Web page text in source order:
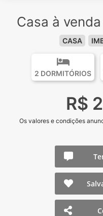
Casa à
CASA
2 DORMITÓRIOS
R$
Os valores e condições